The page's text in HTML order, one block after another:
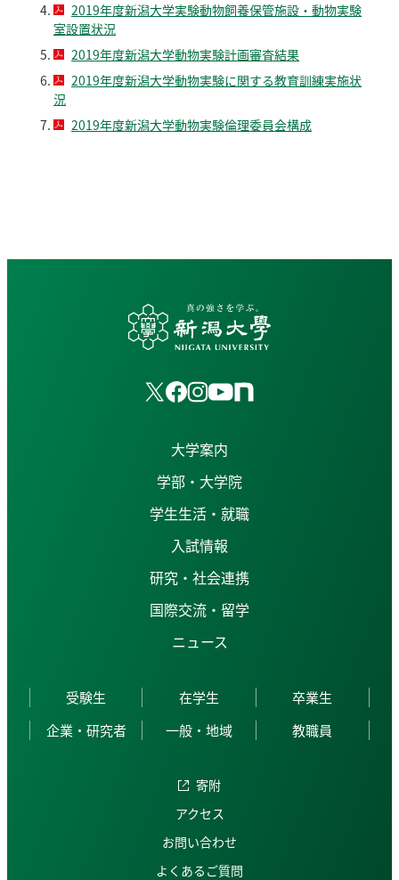
2019年度新潟大学実験動物飼養保管施設・動物実験
室設置状況
2019年度新潟大学動物実験計画審査結果
2019年度新潟大学動物実験に関する教育訓練実施状
況
2019年度新潟大学動物実験倫理委員会構成
大学案内
学部・大学院
学生生活・就職
入試情報
研究・社会連携
国際交流・留学
ニュース
受験生 在学生
卒業生
企業・研究者
一般・地域 教職員
寄附
アクセス
お問い合わせ
よくあるご質問